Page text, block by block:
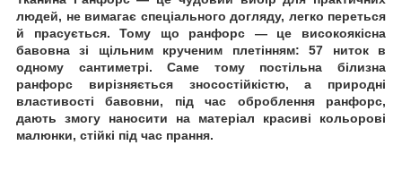
людей, не вимагає спеціального догляду, легко переться
й
прасується. Тому що ранфорс — це високоякісна
бавовна зі щільним крученим плетінням: 57 ниток в
одному сантиметрі. Саме тому постільна білизна
ранфорс вирізняється зносостійкістю, а природні
властивості бавовни, під час оброблення ранфорс,
дають змогу наносити на матеріал красиві кольорові
малюнки, стійкі під час прання.